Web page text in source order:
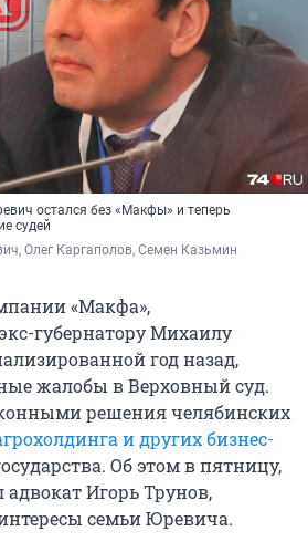
остался без «Макфы» и теперь
судей
Олег Каргаполов, Семен Казьмин
«Макфа»,
губернатору Михаилу
год назад,
жалобы в Верховный суд.
решения челябинских
и других бизнес-
Об этом в пятницу,
адвокат Игорь Трунов,
семьи Юревича.